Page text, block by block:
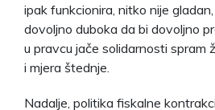
ipak funkcionira, nitko nije
dovoljno duboka da bi dovoljno
u pravcu jače solidarnosti spram
i mjera štednje.
Nadalje, politika fiskalne